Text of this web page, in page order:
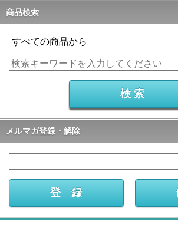
商品検索
メルマガ登録・解除